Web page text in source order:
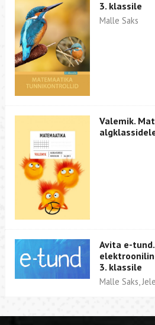
3. klassile
Malle Saks
Valemik.
Avita e-
3. klassile
Malle Saks,